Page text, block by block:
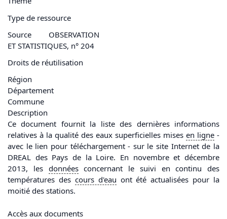
Type de ressource
Source
OBSERVATION
ET STATISTIQUES, n° 204
Droits de réutilisation
Région
Département
Commune
Description
Ce document fournit la liste des dernières informations
relatives à la qualité des eaux superficielles mises en ligne -
avec le lien pour téléchargement - sur le site Internet de la
DREAL des Pays de la Loire. En novembre et décembre
2013, les donnéesconcernant le suivi en continu des
températures des cours d'eau ont été actualisées pour la
moitié des stations.
Accès aux documents